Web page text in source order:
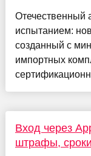
Отечественный
испытанием:
созданный с
импортных
Вход через
штрафы,